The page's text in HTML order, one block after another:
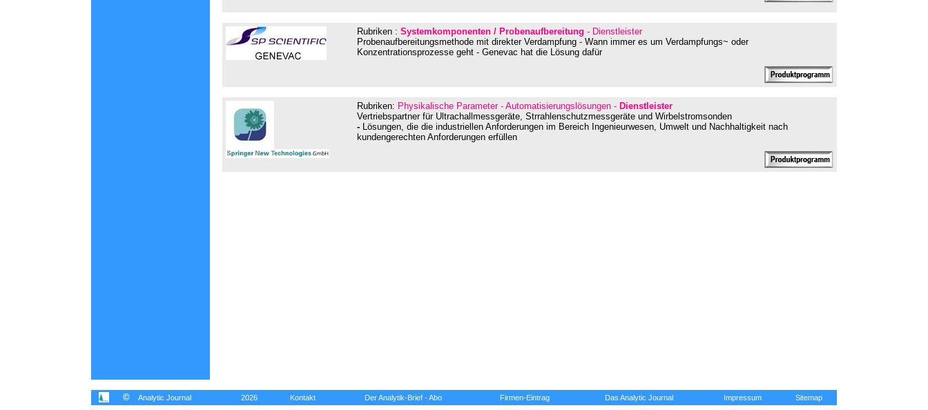
Rubriken : Systemkomponenten / Probenaufbereitung - Dienstleister
Probenaufbereitungsmethode mit direkter Verdampfung - Wann immer es um Verdampfungs~ oder
Konzentrationsprozesse geht - Genevac hat die Lösung dafür
Rubriken: Physikalische Parameter - Automatisierungslösungen - Dienstleister
Vertriebspartner für Ultrachallmessgeräte, Strrahlenschutzmessgeräte und Wirbelstromsonden
- Lösungen, die die industriellen Anforderungen im Bereich Ingenieurwesen, Umwelt und Nachhaltigkeit nach
kundengerechten Anforderungen erfüllen
© Analytic Journal 2026 Kontakt Der Analytik-Brief - Abo Firmen-Eintrag Das Analytic Journal Impressum Sitemap